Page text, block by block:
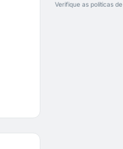
Verifique as políticas de